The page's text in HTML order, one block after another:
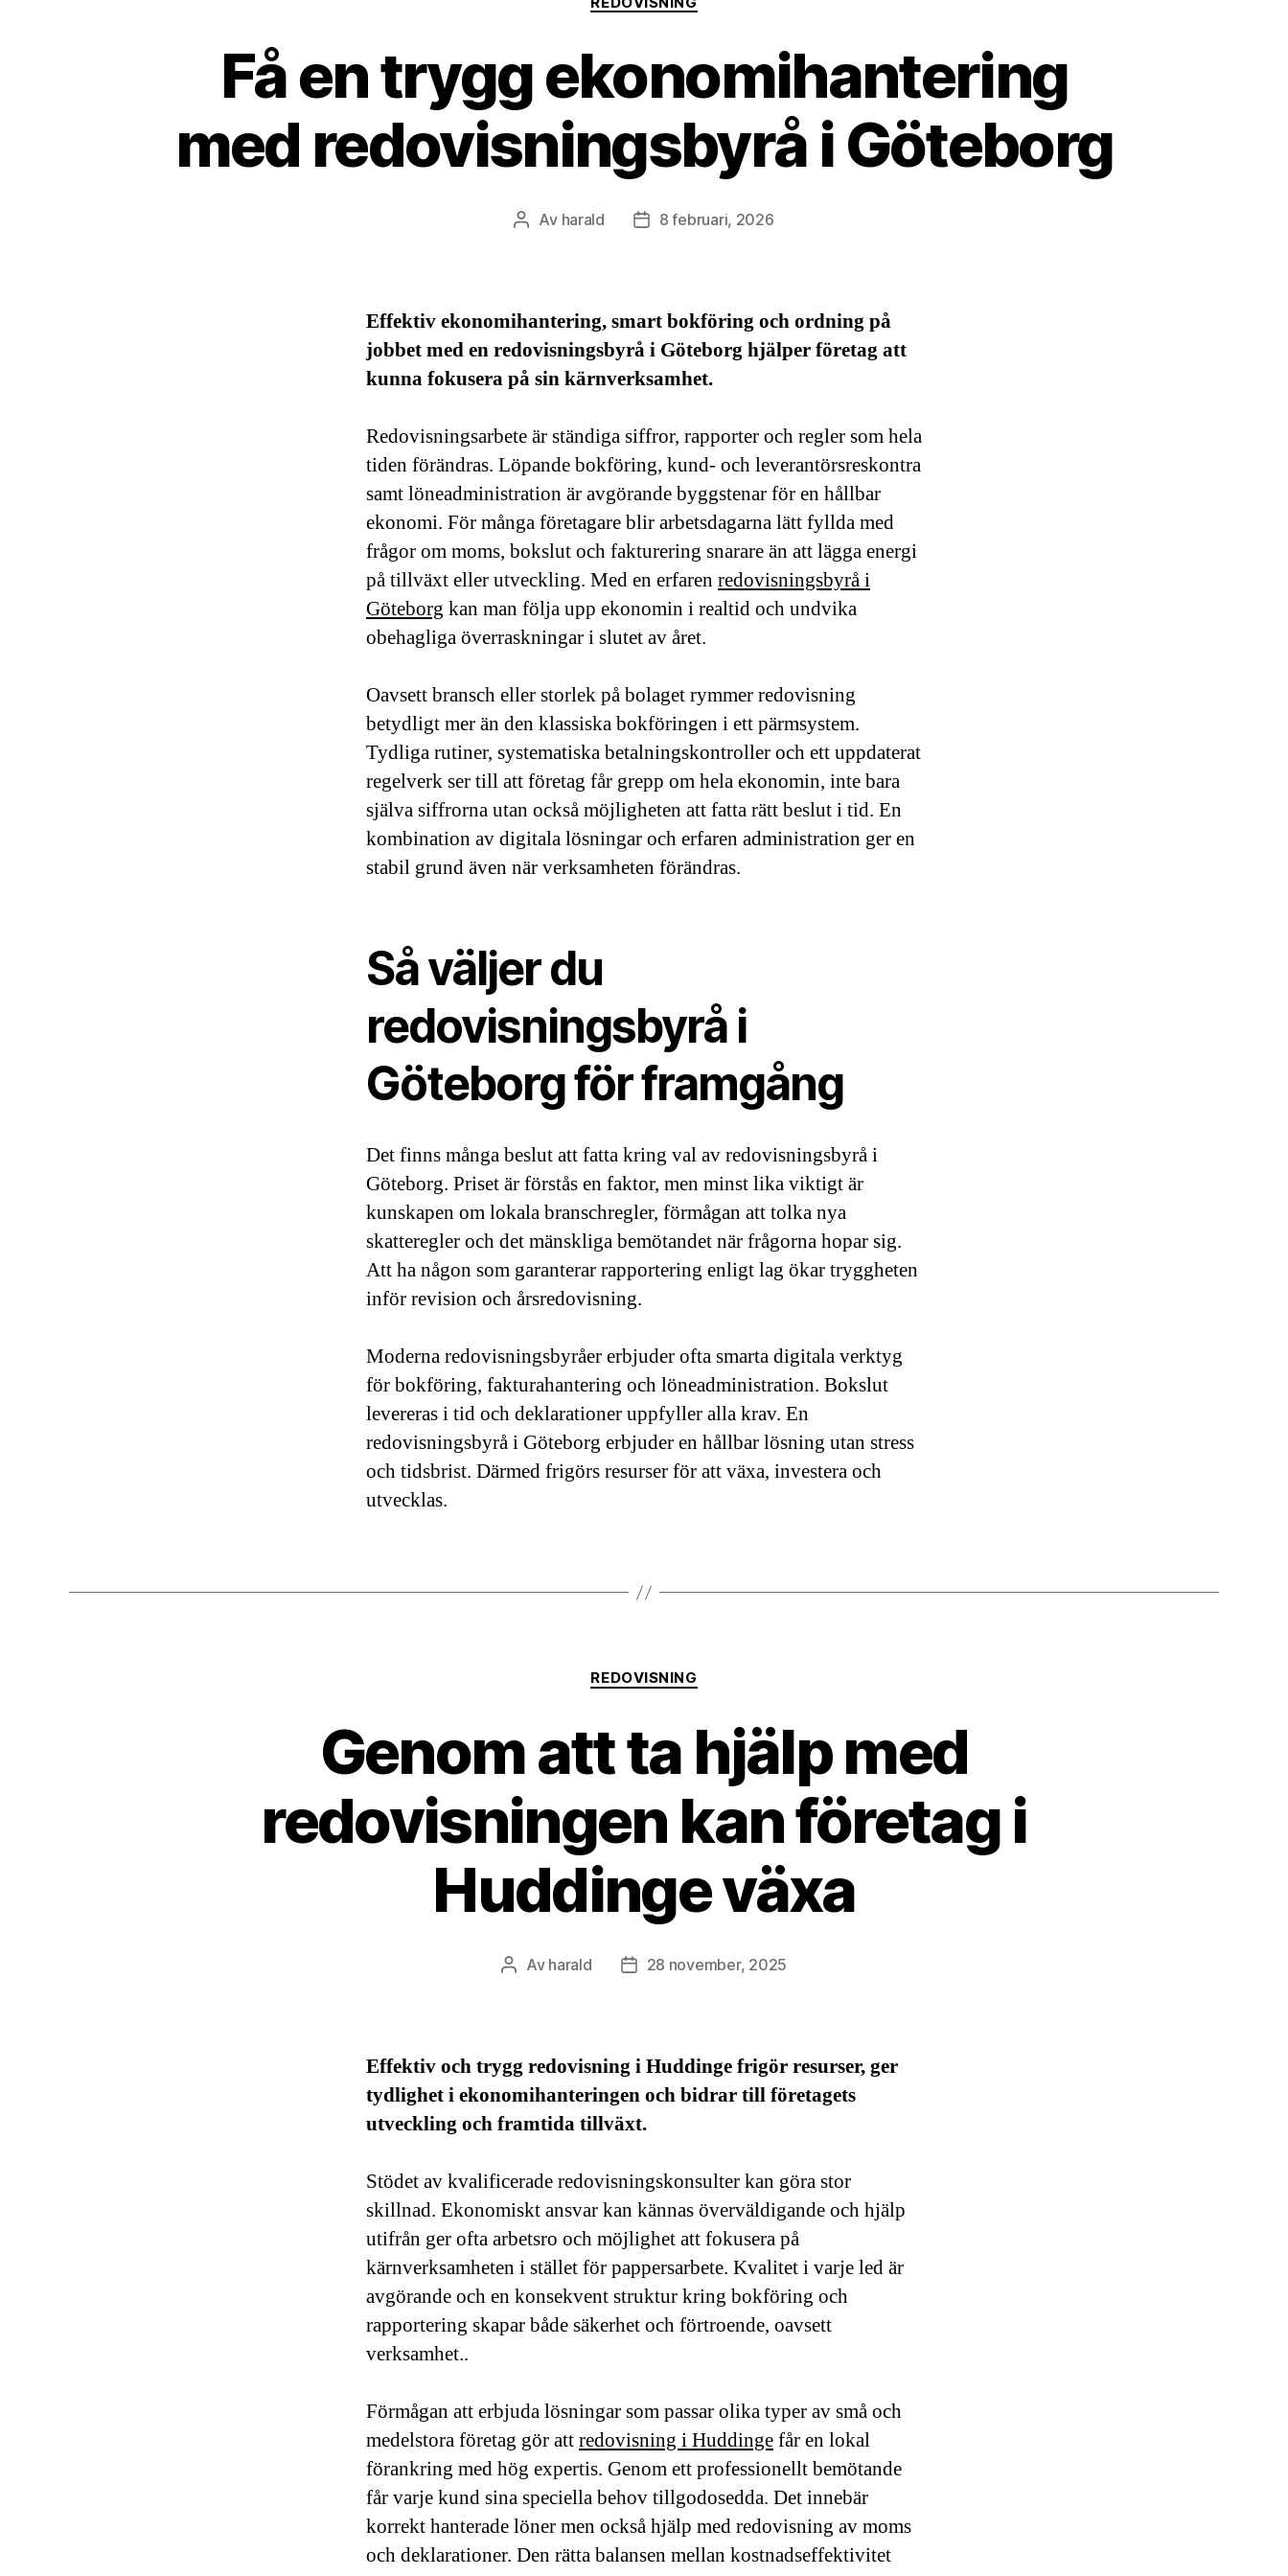
Få en trygg ekonomihantering
med redovisningsbyrå i Göteborg
Inläggsförfattare
Av harald Inläggsdatum
8 februari, 2026
Effektiv ekonomihantering, smart bokföring och ordning på
jobbet med en redovisningsbyrå i Göteborg hjälper företag att
kunna fokusera på sin kärnverksamhet.
Redovisningsarbete är ständiga siffror, rapporter och regler som hela
tiden förändras. Löpande bokföring, kund- och leverantörsreskontra
samt löneadministration är avgörande byggstenar för en hållbar
ekonomi. För många företagare blir arbetsdagarna lätt fyllda med
frågor om moms, bokslut och fakturering snarare än att lägga energi
på tillväxt eller utveckling. Med en erfaren redovisningsbyrå i
Göteborg kan man följa upp ekonomin i realtid och undvika
obehagliga överraskningar i slutet av året.
Oavsett bransch eller storlek på bolaget rymmer redovisning
betydligt mer än den klassiska bokföringen i ett pärmsystem.
Tydliga rutiner, systematiska betalningskontroller och ett uppdaterat
regelverk ser till att företag får grepp om hela ekonomin, inte bara
själva siffrorna utan också möjligheten att fatta rätt beslut i tid. En
kombination av digitala lösningar och erfaren administration ger en
stabil grund även när verksamheten förändras.
Så väljer du
redovisningsbyrå i
Göteborg för framgång
Det finns många beslut att fatta kring val av redovisningsbyrå i
Göteborg. Priset är förstås en faktor, men minst lika viktigt är
kunskapen om lokala branschregler, förmågan att tolka nya
skatteregler och det mänskliga bemötandet när frågorna hopar sig.
Att ha någon som garanterar rapportering enligt lag ökar tryggheten
inför revision och årsredovisning.
Moderna redovisningsbyråer erbjuder ofta smarta digitala verktyg
för bokföring, fakturahantering och löneadministration. Bokslut
levereras i tid och deklarationer uppfyller alla krav. En
redovisningsbyrå i Göteborg erbjuder en hållbar lösning utan stress
och tidsbrist. Därmed frigörs resurser för att växa, investera och
utvecklas.
Kategorier
REDOVISNING
Genom att ta hjälp med
redovisningen kan företag i
Huddinge växa
Inläggsförfattare
Av harald Inläggsdatum
28 november, 2025
Effektiv och trygg redovisning i Huddinge frigör resurser, ger
tydlighet i ekonomihanteringen och bidrar till företagets
utveckling och framtida tillväxt.
Stödet av kvalificerade redovisningskonsulter kan göra stor
skillnad. Ekonomiskt ansvar kan kännas överväldigande och hjälp
utifrån ger ofta arbetsro och möjlighet att fokusera på
kärnverksamheten i stället för pappersarbete. Kvalitet i varje led är
avgörande och en konsekvent struktur kring bokföring och
rapportering skapar både säkerhet och förtroende, oavsett
verksamhet..
Förmågan att erbjuda lösningar som passar olika typer av små och
medelstora företag gör attredovisning i Huddingefår en lokal
förankring med hög expertis. Genom ett professionellt bemötande
får varje kund sina speciella behov tillgodosedda. Det innebär
korrekt hanterade löner men också hjälp med redovisning av moms
och deklarationer. Den rätta balansen mellan kostnadseffektivitet